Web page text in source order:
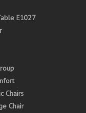
E1027
Chairs
Chair